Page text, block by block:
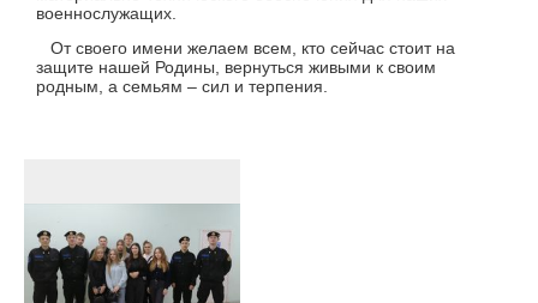
военнослужащих.
От своего имени желаем всем, кто сейчас стоит на
защите нашей Родины, вернуться живыми к своим
родным, а семьям – сил и терпения.